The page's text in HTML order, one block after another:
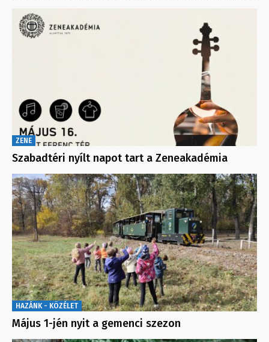
ZENE
Szabadtéri nyílt napot tart a Zeneakadémia
HAZÁNK - KÖZÉLET
Május 1-jén nyit a gemenci szezon